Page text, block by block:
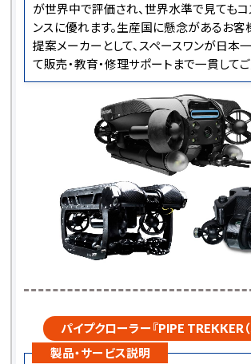
が世界中で評価され、世界水準で見てもコ
ンスに優れます。生産国に懸念があるお
提案メーカーとして、スペースワンが日本
て販売・教育・修理サポートまで一貫してご
パイプクローラー『PIPE TREKKER（
製品・サービス説明